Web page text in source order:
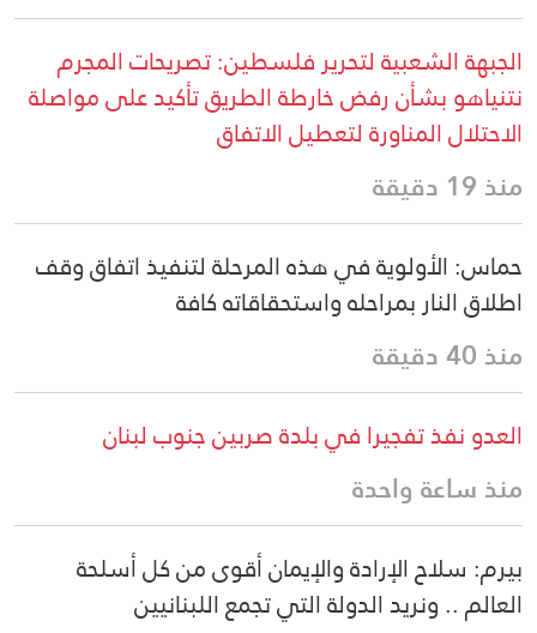
الجبهة الشعبية لتحرير فلسطين: تصريحات المجرم
نتنياهو بشأن رفض خارطة الطريق تأكيد على مواصلة
الاحتلال المناورة لتعطيل الاتفاق
منذ 19 دقيقة
حماس: الأولوية في هذه المرحلة لتنفيذ اتفاق وقف
اطلاق النار بمراحله واستحقاقاته كافة
منذ 40 دقيقة
العدو نفذ تفجيرا في بلدة صربين جنوب لبنان
منذ ساعة واحدة
بيرم: سلاح الإرادة والإيمان أقوى من كل أسلحة
العالم .. ونريد الدولة التي تجمع اللبنانيين